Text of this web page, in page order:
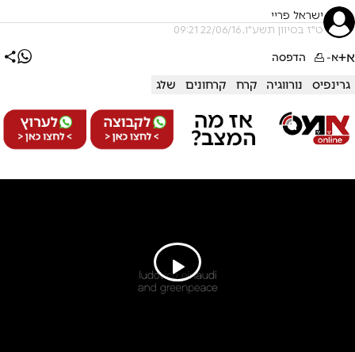
ישראל פריי
ט"ז בסיוון תשע"ו, 22/06/16 09:21
א+א- הדפסה
גרינפיס נורווגיה קרח קרחונים שלג